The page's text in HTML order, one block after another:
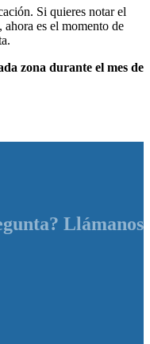
Si quieres notar el
es el momento de
zona durante el mes de
Llámanos